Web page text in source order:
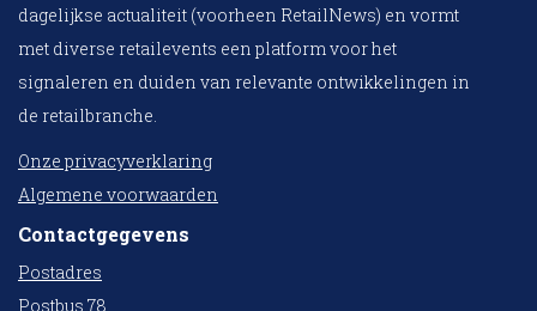
dagelijkse actualiteit (voorheen RetailNews) en vormt
met diverse retailevents een platform voor het
signaleren en duiden van relevante ontwikkelingen in
de retailbranche.
Onze privacyverklaring
Algemene voorwaarden
Contactgegevens
Postadres
Postbus 78